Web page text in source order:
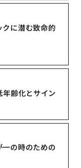
に潜む致命的
齢化とサイン
一の時のための